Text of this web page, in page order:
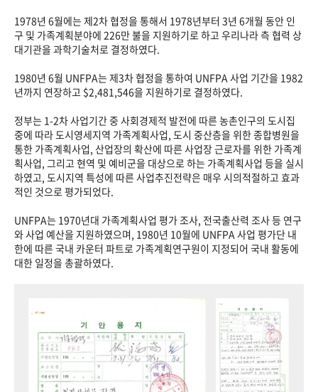
1978년 6월에는 제2차 협정을 통해서 1978년부터 3년 6개월 동안 인
구 및 가족계획분야에 226만 불을 지원하기로 하고 우리나라 측 협력 상
대기관을 과학기술처로 결정하였다.
1980년 6월 UNFPA는 제3차 협정을 통하여 UNFPA 사업 기간을 1982
년까지 연장하고 $2,481,546을 지원하기로 결정하였다.
정부는 1-2차 사업기간 중 사회경제적 발전에 따른 농촌인구의 도시집
중에 따라 도시영세지역 가족계획사업, 도시 중산층을 위한 종합병원을
통한 가족계획사업, 산업장의 확산에 따른 사업장 근로자를 위한 가족계
획사업, 그리고 현역 및 예비군을 대상으로 하는 가족계획사업 등을 실시
하였고, 도시지역 특성에 따른 사업추진전략은 매우 시의적절하고 효과
적인 것으로 평가되었다.
UNFPA는 1970년대 가족계획사업 평가 조사, 전국출산력 조사 등 연구
와 사업 예산을 지원하였으며, 1980년 10월에 UNFPA 사업 평가단 내
한에 따른 국내 카운터 파트로 가족계획연구원이 지정되어 국내 활동에
대한 일정을 총괄하였다.